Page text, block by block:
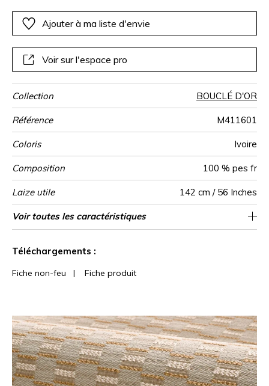
résistance au feu, pour répondre aux exigences d’une
clientèle professionnelle. « Caffé Greco » est disponible
Ajouter à ma liste d'envie
Voir sur l'espace pro
Collection BOUCLÉ D'OR
Référence M411601
Coloris Ivoire
Composition 100 % pes fr
Laize utile 142 cm / 56 Inches
Raccord Raccord droit
Test
Martindale
35000
Usage
martindale
Siège à usage classique : 20.000 à 40.000
cycles (Martindale) et/ou 15,000 à 30,000
Wyzenbeek 25000
Sens De large
Poids g/m² 720
Performance
Accoustique
aw - 0.15
Usage
Non feu
Entretien
Pays d'origine Italie
Rapport
Horizontal
5 cm / 2 Inches
Rapport
Vertical
4 cm / 2 Inches
Caractéristiques
Outdoor
Voir toutes les caractéristiques
Téléchargements :
Fiche non-feu | Fiche produit